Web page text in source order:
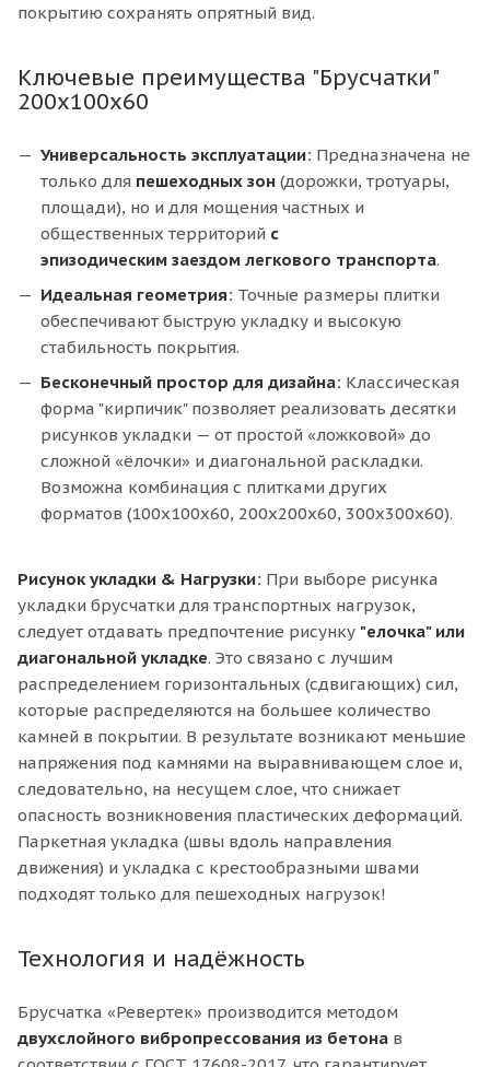
покрытию сохранять опрятный вид.
Ключевые преимущества "Брусчатки"
200х100х60
Универсальность эксплуатации: Предназначена не
только для пешеходных зон (дорожки, тротуары,
площади), но и для мощения частных и
общественных территорий с
эпизодическим заездом легкового транспорта.
Идеальная геометрия: Точные размеры плитки
обеспечивают быструю укладку и высокую
стабильность покрытия.
Бесконечный простор для дизайна: Классическая
форма "кирпичик" позволяет реализовать десятки
рисунков укладки — от простой «ложковой» до
сложной «ёлочки» и диагональной раскладки.
Возможна комбинация с плитками других
форматов (100х100х60, 200х200х60, 300х300х60).
Рисунок укладки & Нагрузки: При выборе рисунка
укладки брусчатки для транспортных нагрузок,
следует отдавать предпочтение рисунку "елочка" или
диагональной укладке. Это связано с лучшим
распределением горизонтальных (сдвигающих) сил,
которые распределяются на большее количество
камней в покрытии. В результате возникают меньшие
напряжения под камнями на выравнивающем слое и,
следовательно, на несущем слое, что снижает
опасность возникновения пластических деформаций.
Паркетная укладка (швы вдоль направления
движения) и укладка с крестообразными швами
подходят только для пешеходных нагрузок!
Технология и надёжность
Брусчатка «Ревертек» производится методом
двухслойного вибропрессования из бетона в